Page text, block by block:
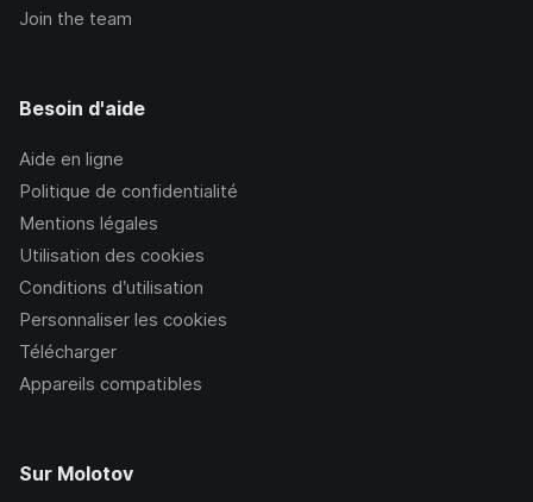
Join the team
Besoin d'aide
Aide en ligne
Politique de confidentialité
Mentions légales
Utilisation des cookies
Conditions d’utilisation
Personnaliser les cookies
Télécharger
Appareils compatibles
Sur Molotov